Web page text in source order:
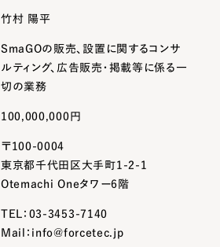
竹村 陽平
SmaGOの販売、設置に関するコンサ
ルティング、 広告販売・掲載等に係る一
切の業務
100,000,000円
〒100-0004
東京都千代田区大手町1-2-1
Otemachi Oneタワー6階
TEL：03-3453-7140
Mail：info@forcetec.jp